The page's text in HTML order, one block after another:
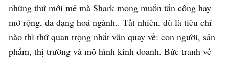
những thứ mới mẻ mà Shark mong muốn tấn công hay
mở rộng, đa dạng hoá ngành.. Tất nhiên, dù là tiêu chí
nào thì thứ quan trọng nhất vẫn quay về: con người, sản
phẩm, thị trường và mô hình kinh doanh. Bức tranh về